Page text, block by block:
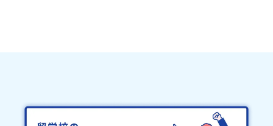
地域留学体験」のプログラム開催情報を公式LINEにて配信中！ぜひ
務局までご連絡ください。・キャンセルポリシーやむを得ない参加
お取り消しの場合、以下のルールに沿って対応させていただきま